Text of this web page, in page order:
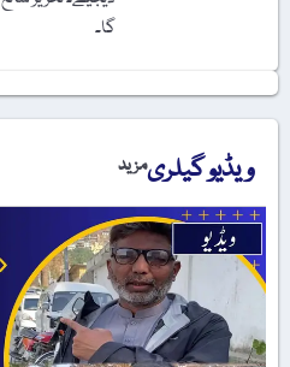
گا۔
ویڈیو گیلریمزید